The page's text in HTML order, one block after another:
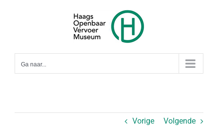
Ga naar...
Vorige Volgende